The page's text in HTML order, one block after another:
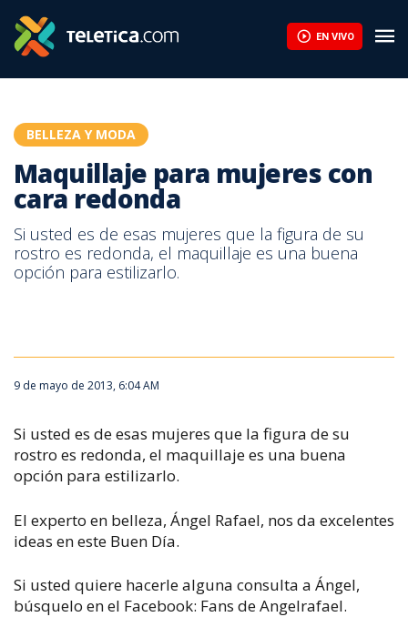
EN VIVO
BELLEZA Y MODA
Maquillaje para mujeres con
cara redonda
Si usted es de esas mujeres que la figura de su
rostro es redonda, el maquillaje es una buena
opción para estilizarlo.
9 de mayo de 2013, 6:04 AM
Si usted es de esas mujeres que la figura de su
rostro es redonda, el maquillaje es una buena
opción para estilizarlo.
El experto en belleza, Ángel Rafael, nos da excelentes
ideas en este Buen Día.
Si usted quiere hacerle alguna consulta a Ángel,
búsquelo en el Facebook: Fans de Angelrafael.